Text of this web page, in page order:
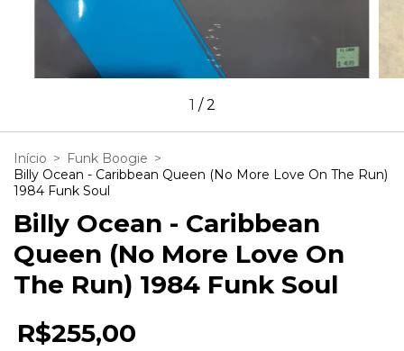
1 /2
Início > Funk Boogie >
Billy Ocean - Caribbean Queen (No More Love On The Run)
1984 Funk Soul
Billy Ocean - Caribbean
Queen (No More Love On
The Run) 1984 Funk Soul
R$255,00